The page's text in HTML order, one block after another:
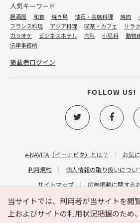
当サイトでは、利用者が当サイトを閲
上およびサイトの利用状況把握のため
e-NAVITA（イーナビタ）とは？ お気
利用規約
個人情報の取り扱いについ
サイトマップ
広告掲載に関する
サイトの内容に関するお問
人気キーワード
居酒屋 和食 焼き鳥 懐石・会席料理 焼肉
フランス料理
アジア料理 喫茶・カフェ リラ
カラオケ
ビジネスホテル 内科 小児科 動物
法律事務所
掲載者ログイン
FOLLOW US!